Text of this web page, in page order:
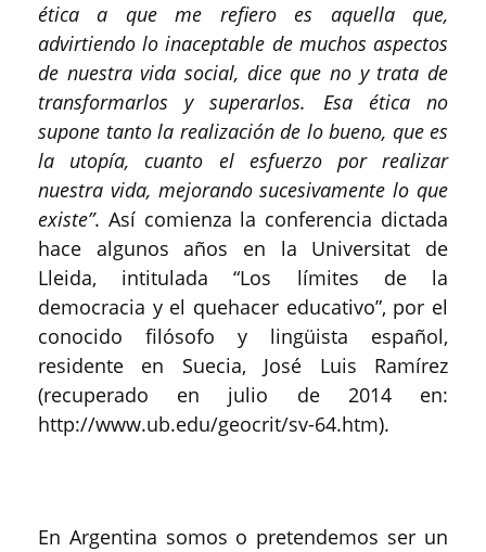
ética a que me refiero es aquella que,
advirtiendo lo inaceptable de muchos aspectos
de nuestra vida social, dice que no y trata de
transformarlos y superarlos. Esa ética no
supone tanto la realización de lo bueno, que es
la utopía, cuanto el esfuerzo por realizar
nuestra vida, mejorando sucesivamente lo que
existe”. Así comienza la conferencia dictada
hace algunos años en la Universitat de
Lleida, intitulada “Los límites de la
democracia y el quehacer educativo”, por el
conocido filósofo y lingüista español,
residente en Suecia, José Luis Ramírez
(recuperado en julio de 2014 en:
http://www.ub.edu/geocrit/sv-64.htm).
En Argentina somos o pretendemos ser un